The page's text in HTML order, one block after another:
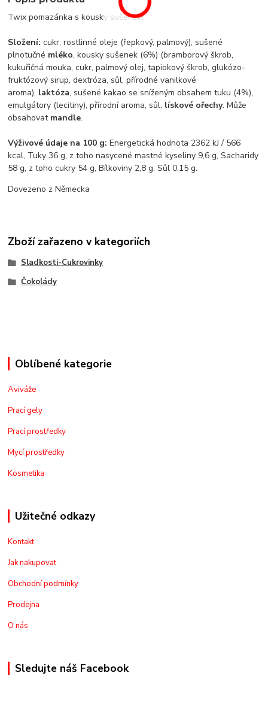
Twix pomazánka s kousky sušenek!
Složení: cukr, rostlinné oleje (řepkový, palmový), sušené
plnotučné mléko, kousky sušenek (6%) (bramborový škrob,
kukuřičná mouka, cukr, palmový olej, tapiokový škrob, glukózo-
fruktózový sirup, dextróza, sůl, přírodné vanilkové
aroma), laktóza, sušené kakao se sníženým obsahem tuku (4%),
emulgátory (lecitiny), přírodní aroma, sůl, lískové ořechy. Může
obsahovat mandle.
Výživové údaje na 100 g: Energetická hodnota 2362 kJ / 566
kcal, Tuky 36 g, z toho nasycené mastné kyseliny 9,6 g, Sacharidy
58 g, z toho cukry 54 g, Bílkoviny 2,8 g, Sůl 0,15 g.
Dovezeno z Německa
Zboží zařazeno v kategoriích
Sladkosti-Cukrovinky
Čokolády
Oblíbené kategorie
Aviváže
Prací gely
Prací prostředky
Mycí prostředky
Kosmetika
Užitečné odkazy
Kontakt
Jak nakupovat
Obchodní podmínky
Prodejna
O nás
Sledujte náš Facebook